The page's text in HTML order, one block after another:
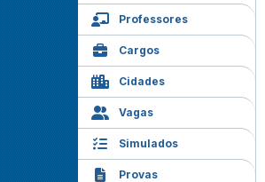
Professores
Cargos
Cidades
Vagas
Simulados
Provas